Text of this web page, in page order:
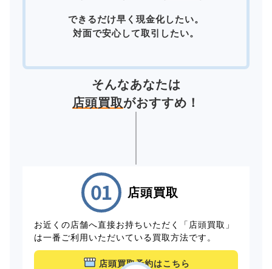
できるだけ早く現金化したい。
対面で安心して取引したい。
そんなあなたは
店頭買取がおすすめ！
店頭買取
お近くの店舗へ直接お持ちいただく「店頭買取」
は一番ご利用いただいている買取方法です。
店頭買取予約はこちら